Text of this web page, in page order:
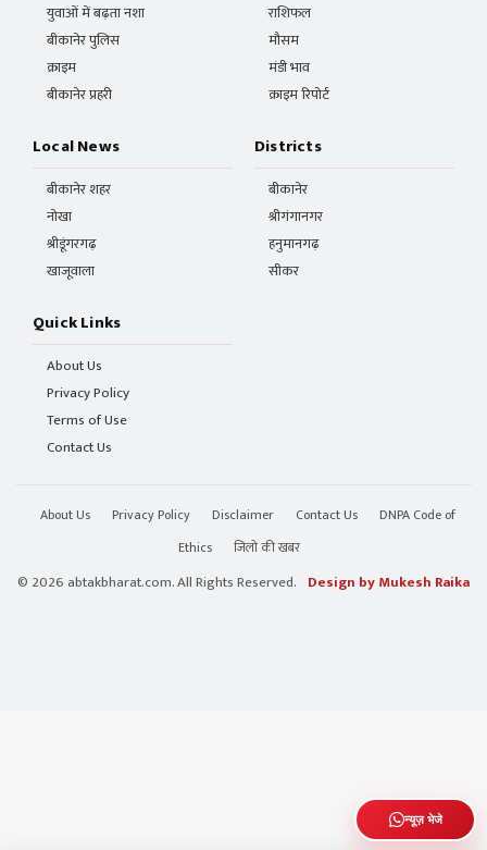
युवाओं में बढ़ता नशा
बीकानेर पुलिस
क्राइम
बीकानेर प्रहरी
राशिफल
मौसम
मंडी भाव
क्राइम रिपोर्ट
Local News
बीकानेर शहर
नोखा
श्रीडूंगरगढ़
खाजूवाला
Districts
बीकानेर
श्रीगंगानगर
हनुमानगढ़
सीकर
Quick Links
About Us
Privacy Policy
Terms of Use
Contact Us
About Us Privacy Policy Disclaimer Contact Us
DNPA Code of
Ethics
जिलो की खबर
© 2026 abtakbharat.com. All Rights Reserved. Design by Mukesh Raika
न्यूज़ भेजे